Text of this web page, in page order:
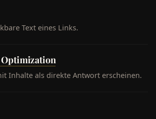
Text eines Links.
Optimization
Inhalte als direkte Antwort erscheinen.